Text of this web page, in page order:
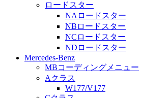
ロードスター
NAロードスター
NBロードスター
NCロードスター
NDロードスター
Mercedes-Benz
MBコーディングメニュー
Aクラス
W177/V177